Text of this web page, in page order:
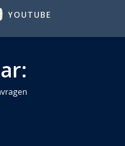
YOUTUBE